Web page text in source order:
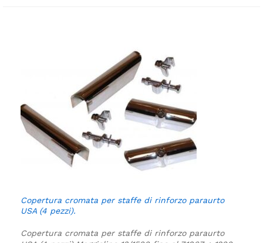
Copertura cromata per staffe di rinforzo paraurto
USA (4 pezzi).
Copertura cromata per staffe di rinforzo paraurto